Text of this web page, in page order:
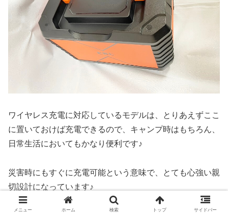
ワイヤレス充電に対応しているモデルは、とりあえずここ
に置いておけば充電できるので、キャンプ時はもちろん、
日常生活においてもかなり便利です♪
災害時にもすぐに充電可能という意味で、とても心強い親
切設計になっています♪
メニュー ホーム 検索 トップ サイドバー